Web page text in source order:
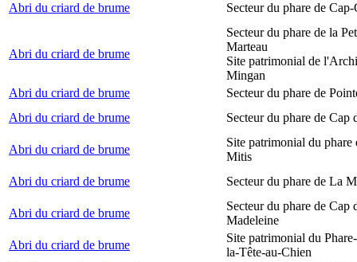
Abri du criard de brume Secteur du phare de Cap-
Abri du criard de brume
Secteur du phare de la
Marteau
Site patrimonial de
Mingan
Abri du criard de brume
Secteur du phare de
Abri du criard de brume
Secteur du phare de Cap
Abri du criard de brume
Site patrimonial du phare
Mitis
Abri du criard de brume
Secteur du phare de La
Abri du criard de brume
Secteur du phare de Cap
Madeleine
Abri du criard de brume
Site patrimonial du
la-Tête-au-Chien